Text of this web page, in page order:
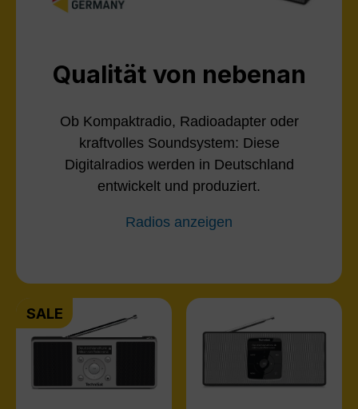
Qualität von nebenan
Ob Kompaktradio, Radioadapter oder
kraftvolles Soundsystem: Diese
Digitalradios werden in Deutschland
entwickelt und produziert.
Radios anzeigen
SALE